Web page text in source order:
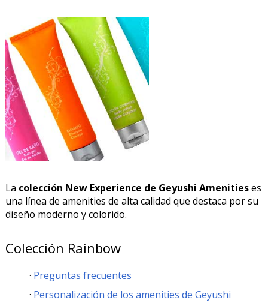
La colección New Experience de Geyushi Amenitieses
una línea de amenities de alta calidad que destaca por su
diseño moderno y colorido.
Colección Rainbow
Preguntas frecuentes
Personalización de los amenities de Geyushi